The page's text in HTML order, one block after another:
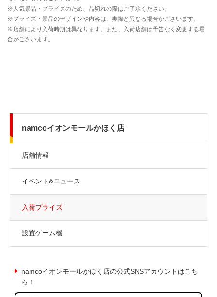
namcoイオンモールかほく店
店舗情報
イベント&ニュース
入荷プライズ
設置ゲーム機
namcoイオンモールかほく店の公式SNSアカウントはこち
ら！